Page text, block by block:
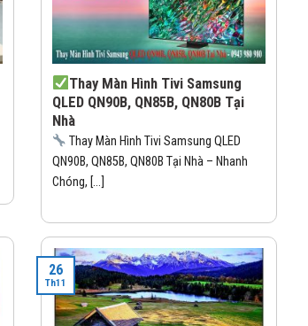
Thay Màn Hình Tivi Samsung
QLED QN90B, QN85B, QN80B Tại
Nhà
Thay Màn Hình Tivi Samsung QLED
QN90B, QN85B, QN80B Tại Nhà – Nhanh
Chóng, [...]
26
Th11